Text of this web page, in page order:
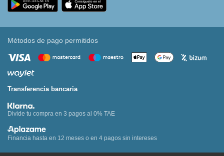
Métodos de pago permitidos
Transferencia bancaria
Divide tu compra en 3 pagos al 0% TAE
Financia hasta en 12 meses o en 4 pagos sin intereses